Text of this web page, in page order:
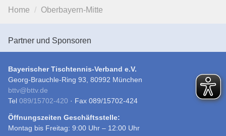
Home Oberbayern-Mitte
Partner und Sponsoren
Bayerischer Tischtennis-Verband e.V.
Georg-Brauchle-Ring 93, 80992 München
bttv@bttv.de
Tel 089/15702-420 · Fax 089/15702-424
Öffnungszeiten Geschäftsstelle:
Montag bis Freitag: 9:00 Uhr – 12:00 Uhr